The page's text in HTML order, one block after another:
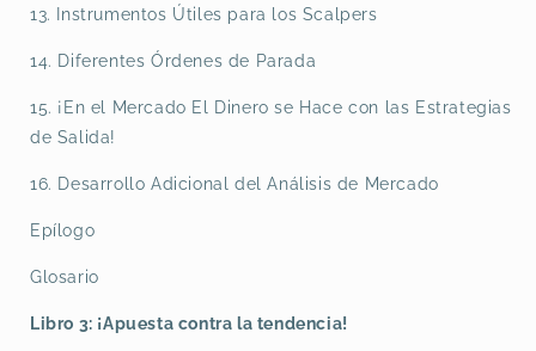
13. Instrumentos Útiles para los Scalpers
14. Diferentes Órdenes de Parada
15. ¡En el Mercado El Dinero se Hace con las Estrategias
de Salida!
16. Desarrollo Adicional del Análisis de Mercado
Epílogo
Glosario
Libro 3: ¡Apuesta contra la tendencia!